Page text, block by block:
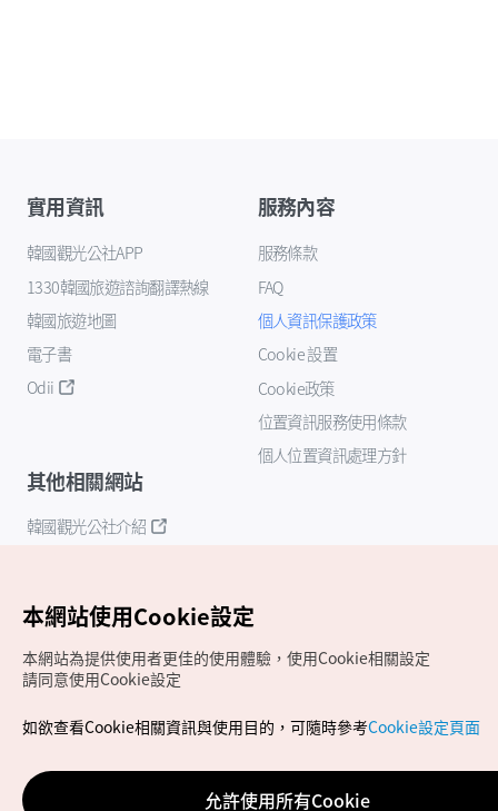
實用資訊
韓國觀光公社APP
1330韓國旅遊諮詢翻譯熱線
韓國旅遊地圖
電子書
Odii
服務內容
服務條款
FAQ
個人資訊保護政策
Cookie 設置
Cookie政策
位置資訊服務使用條款
個人位置資訊處理方針
其他相關網站
韓國觀光公社介紹
Copyrights (c) 韓國觀光公社版權所有
如有相關疑問或建議，歡迎來信至官方信箱
chinese_big5@knto.or.kr
本網站使用Cookie設定
本網站為提供使用者更佳的使用體驗，使用Cookie相關設定
請同意使用Cookie設定
如欲查看Cookie相關資訊與使用目的，可隨時參考Cookie設定頁面
允許使用所有Cookie